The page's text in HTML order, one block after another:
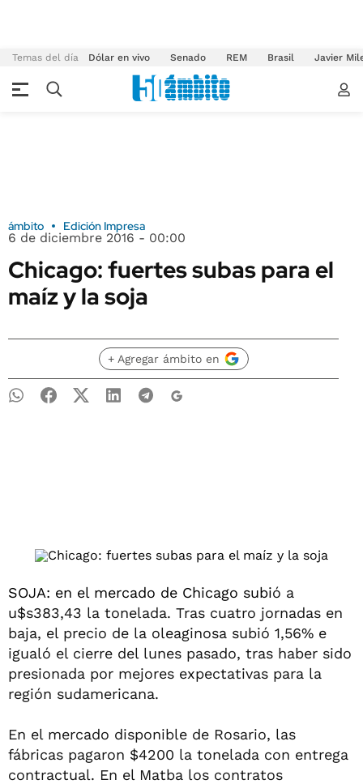
Temas del día Dólar en vivo Senado REM Brasil Javier
ámbito Edición Impresa
6 de diciembre 2016 - 00:00
Chicago: fuertes subas para el
maíz y la soja
+ Agregar ámbito en
SOJA: en el mercado de Chicago subió a
u$s383,43 la tonelada. Tras cuatro jornadas en
baja, el precio de la oleaginosa subió 1,56% e
igualó el cierre del lunes pasado, tras haber sido
presionada por mejores expectativas para la
región sudamericana.
En el mercado disponible de Rosario, las
fábricas pagaron $4200 la tonelada con entrega
contractual. En el Matba los contratos